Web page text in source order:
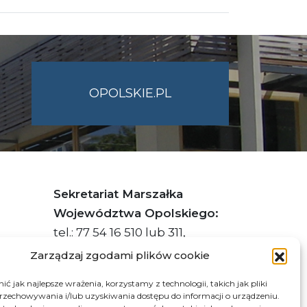
Zarządzaj zgodami plików cookie
jak najlepsze wrażenia, korzystamy z technologii, takich jak pliki
i/lub uzyskiwania dostępu do informacji o urządzeniu.
OPOLSKIE.PL
Sekretariat Marszałka
Województwa Opolskiego:
tel.: 77 54 16 510 lub 311,
faks: 77 54 16 512
ePUAP Urzędu: /q877fxtk55/SkrytkaESP